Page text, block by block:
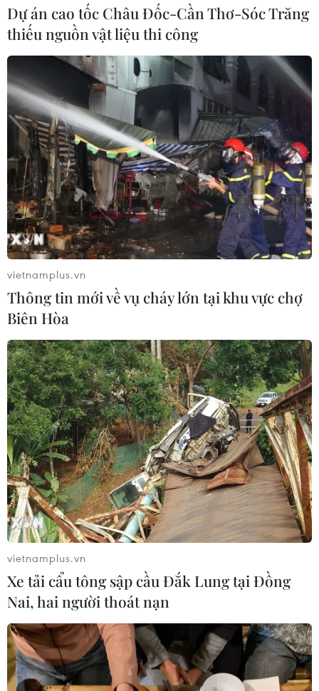
Dự án cao tốc Châu Đốc-Cần Thơ-Sóc Trăng
thiếu nguồn vật liệu thi công
vietnamplus.vn
Thông tin mới về vụ cháy lớn tại khu vực chợ
Biên Hòa
vietnamplus.vn
Xe tải cẩu tông sập cầu Đắk Lung tại Đồng
Nai, hai người thoát nạn